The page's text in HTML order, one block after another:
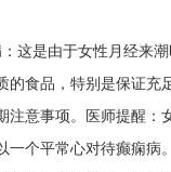
这是由于女性月经来
食品，特别是保证充
注意事项。医师提醒
一个平常心对待癫痫